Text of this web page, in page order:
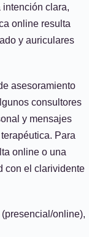
clara,
online resulta
y auriculares
asesoramiento
consultores
y mensajes
Para
online o una
con el clarividente
online),